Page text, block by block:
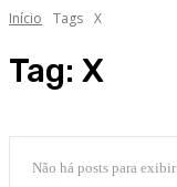
Início Tags X
Tag: X
Não há posts para exibir